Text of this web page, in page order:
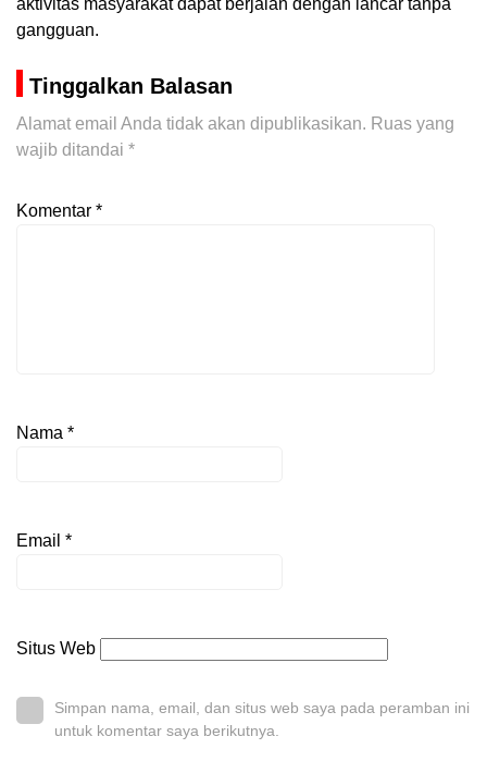
aktivitas masyarakat dapat berjalan dengan lancar tanpa
gangguan.
Tinggalkan Balasan
Alamat email Anda tidak akan dipublikasikan. Ruas yang
wajib ditandai *
Komentar *
Nama *
Email *
Situs Web
Simpan nama, email, dan situs web saya pada peramban ini
untuk komentar saya berikutnya.